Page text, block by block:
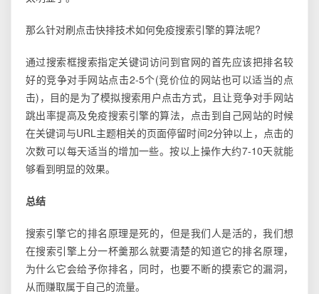
那么针对刷点击快排技术如何免疫搜索引擎的算法呢?
通过搜索框搜索指定关键词访问到官网的首先应该把排名较
好的竞争对手网站点击2-5个(竞价位的网站也可以适当的点
击)，目的是为了模拟搜索用户点击方式，且让竞争对手网站
跳出率提高及免疫搜索引擎的算法，点击到自己网站的时候
在关键词与URL主题相关的页面停留时间2分钟以上，点击的
次数可以每天适当的增加一些。按以上操作大约7-10天就能
够看到明显的效果。
总结
搜索引擎它的排名原理是死的，但是我们人是活的，我们想
在搜索引擎上分一杯羹那么就要清楚的知道它的排名原理，
为什么它会给予你排名，同时，也要不断的摸索它的漏洞，
从而赚取属于自己的流量。